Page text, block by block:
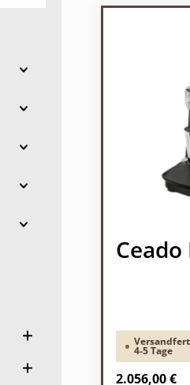
Ceado
4-5 Tage
Regulärer
2.056,00 €